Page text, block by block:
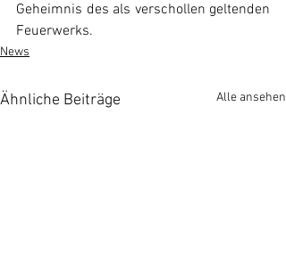
Geheimnis des als verschollen geltenden
Feuerwerks.
News
Ähnliche Beiträge Alle ansehen